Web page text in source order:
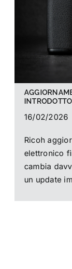
16/02/2026
Ricoh
elettronico
cambia
un update